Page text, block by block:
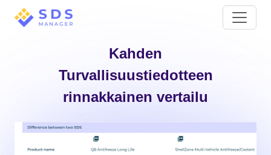
Kahden
Turvallisuustiedotteen
rinnakkainen vertailu